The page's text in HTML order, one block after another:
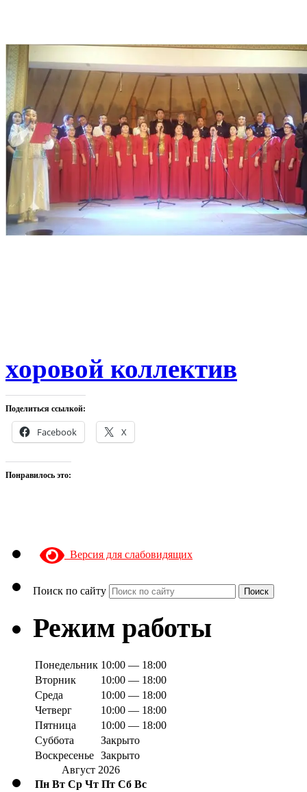
хоровой коллектив
Поделиться ссылкой:
Facebook X
Понравилось это:
Версия для слабовидящих
Поиск по сайту Поиск
Режим работы
Понедельник 10:00 — 18:00
Вторник
10:00 — 18:00
Среда
10:00 — 18:00
Четверг
10:00 — 18:00
Пятница
10:00 — 18:00
Суббота
Закрыто
Воскресенье Закрыто
Август 2026
Пн Вт Ср Чт Пт Сб Вс